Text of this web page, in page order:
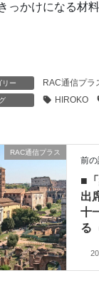
っかけになる材
リー RAC通信プラ
HIROKO
RAC通信プラス
前
■
出
十
る